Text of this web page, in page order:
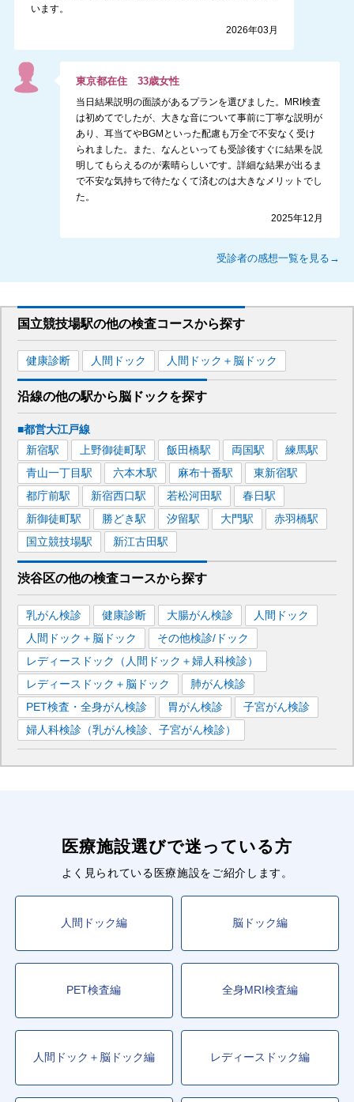
います。
2026年03月
東京都在住33歳女性
当日結果説明の面談があるプランを選びました。MRI検査
は初めてでしたが、大きな音について事前に丁寧な説明が
あり、耳当てやBGMといった配慮も万全で不安なく受け
られました。また、なんといっても受診後すぐに結果を説
明してもらえるのが素晴らしいです。詳細な結果が出るま
で不安な気持ちで待たなくて済むのは大きなメリットでし
た。
2025年12月
受診者の感想一覧を見る→
国立競技場駅の他の検査コースから探す
健康診断 人間ドック 人間ドック＋脳ドック
沿線の他の駅から脳ドックを探す
■都営大江戸線
新宿駅 上野御徒町駅 飯田橋駅 両国駅 練馬駅
青山一丁目駅 六本木駅 麻布十番駅 東新宿駅
都庁前駅 新宿西口駅 若松河田駅 春日駅
新御徒町駅 勝どき駅 汐留駅 大門駅 赤羽橋駅
国立競技場駅 新江古田駅
渋谷区の他の検査コースから探す
乳がん検診 健康診断 大腸がん検診
人間ドック
人間ドック＋脳ドック
その他検診/ドック
レディースドック（人間ドック＋婦人科検診）
レディースドック＋脳ドック
肺がん検診
PET検査・全身がん検診
胃がん検診
子宮がん検診
婦人科検診（乳がん検診、子宮がん検診）
医療施設選びで迷っている方
よく見られている医療施設をご紹介します。
人間ドック編 脳ドック編
PET検査編 全身MRI検査編
人間ドック＋脳ドック編 レディースドック編